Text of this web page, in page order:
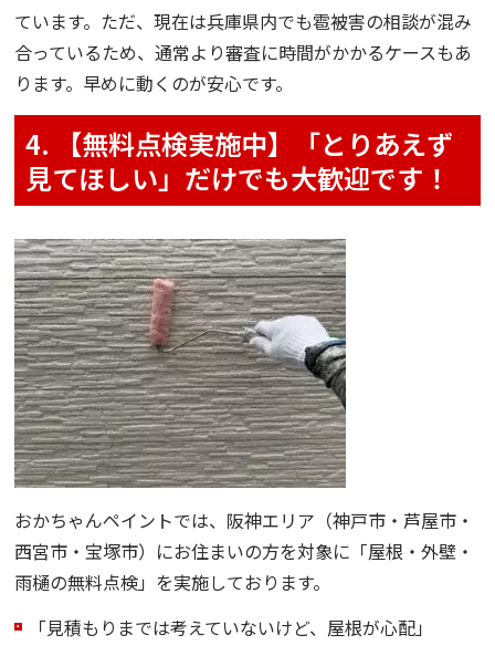
ています。ただ、現在は兵庫県内でも雹被害の相談が混み
合っているため、通常より審査に時間がかかるケースもあ
ります。早めに動くのが安心です。
4. 【無料点検実施中】「とりあえず
見てほしい」だけでも大歓迎です！
おかちゃんペイントでは、阪神エリア（神戸市・芦屋市・
西宮市・宝塚市）にお住まいの方を対象に「屋根・外壁・
雨樋の無料点検」を実施しております。
「見積もりまでは考えていないけど、屋根が心配」